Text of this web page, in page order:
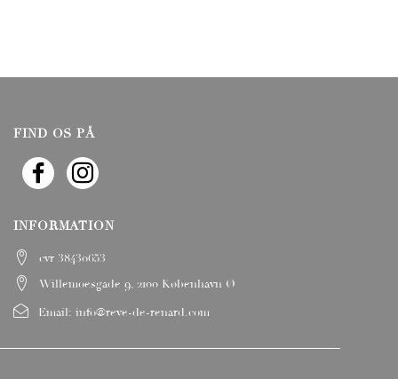
FIND OS PÅ
INFORMATION
cvr 38430653
Willemoesgade 9, 2100 København Ø
Email:info@reve-de-renard.com